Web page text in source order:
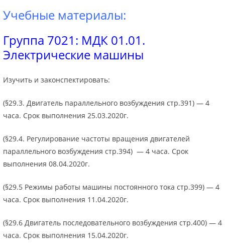
Учебные материалы:
Группа 7021: МДК 01.01.
Электрические машины
Изучить и законспектировать:
(§29.3. Двигатель параллельного возбуждения стр.391) — 4
часа. Срок выполнения 25.03.2020г.
(§29.4. Регулирование частоты вращения двигателей
параллельного возбуждения стр.394) — 4 часа. Срок
выполнения 08.04.2020г.
(§29.5 Режимы работы машины постоянного тока стр.399) — 4
часа. Срок выполнения 11.04.2020г.
(§29.6 Двигатель последовательного возбуждения стр.400) — 4
часа. Срок выполнения 15.04.2020г.